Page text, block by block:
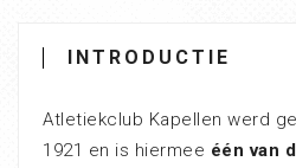
INTRODUCTIE
Atletiekclub Kapellen werd
1921 en is hiermee één van